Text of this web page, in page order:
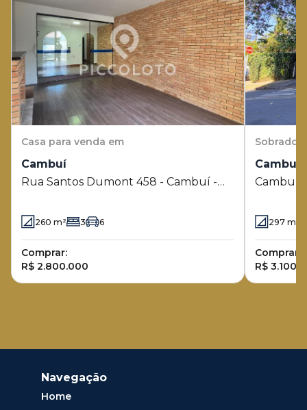
Casa para venda em
Cambuí
Rua Santos Dumont 458 - Cambuí -
260 m² 3 6
Comprar:
R$ 2.800.000
Sobrado
Cambuí
Cambuí
297 m²
Comprar:
R$
Navegação
Home